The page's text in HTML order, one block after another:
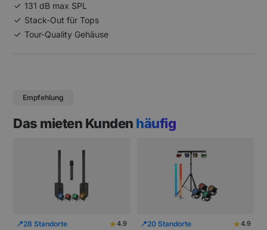
131 dB max SPL
Stack-Out für Tops
Tour-Quality Gehäuse
Empfehlung
Das mieten Kunden häufig
📍28 Standorte ★4.9 📍20 Standorte ★4.9